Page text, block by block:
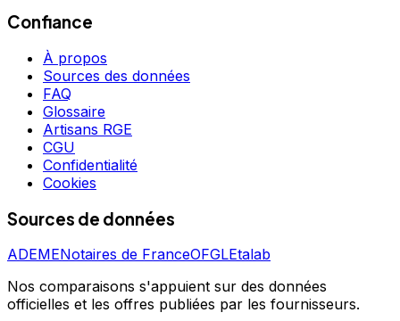
Confiance
À propos
Sources des données
FAQ
Glossaire
Artisans RGE
CGU
Confidentialité
Cookies
Sources de données
ADEMENotaires de FranceOFGLEtalab
Nos comparaisons s'appuient sur des données
officielles et les offres publiées par les fournisseurs.